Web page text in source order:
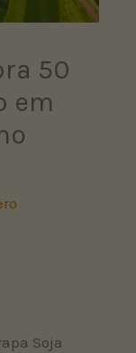
50
em
Soja